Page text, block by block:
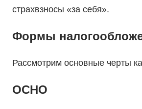
страхвзносы «за себя».
Формы
Рассмотрим основные черты
ОСНО